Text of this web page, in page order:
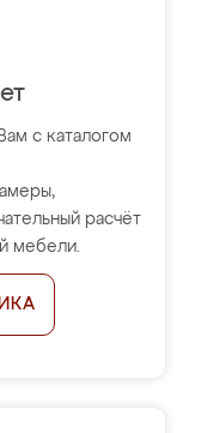
с каталогом
расчёт
мебели.